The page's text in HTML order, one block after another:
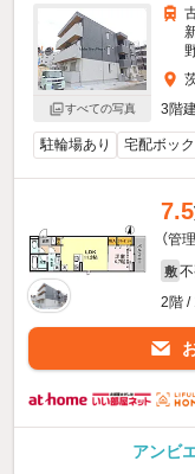
すべての写真
3階
駐輪場あり 宅配ボッ
7.5
（管
敷
2階 /
アンビ